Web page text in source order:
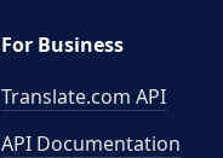
For Business
Translate.com API
API Documentation